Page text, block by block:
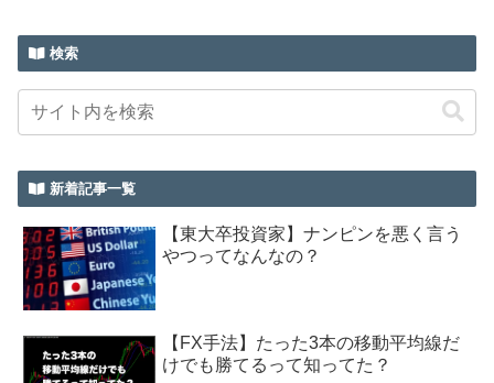
検索
新着記事一覧
【東大卒投資家】ナンピンを悪く言う
やつってなんなの？
【FX手法】たった3本の移動平均線だ
けでも勝てるって知ってた？